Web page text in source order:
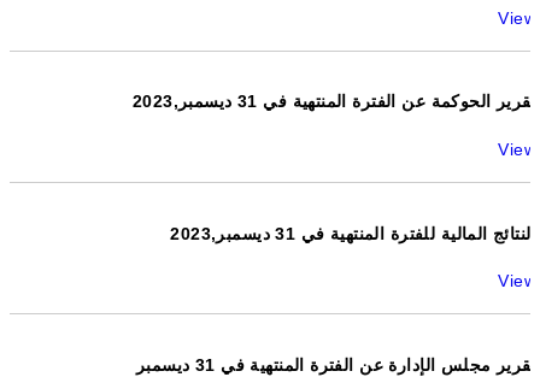
View
تقرير الحوكمة عن الفترة المنتهية في 31 ديسمبر,2023
View
النتائج المالية للفترة المنتهية في 31 ديسمبر,2023
View
تقرير مجلس الإدارة عن الفترة المنتهية في 31 ديسمبر